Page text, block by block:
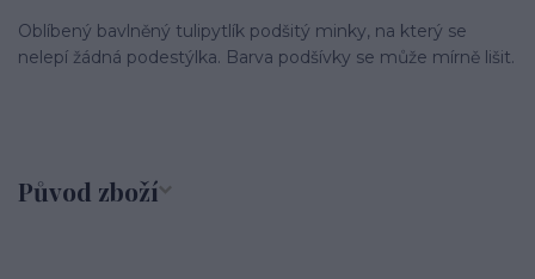
Oblíbený bavlněný tulipytlík podšitý minky, na který se
nelepí žádná podestýlka. Barva podšívky se může mírně lišit.
Původ zboží